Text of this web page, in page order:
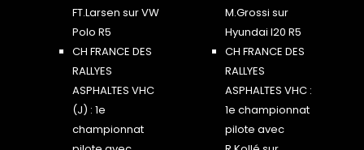
FT.Larsen sur VW
Polo R5
M.Grossi sur
Hyundai I20 R5
CH FRANCE DES
RALLYES
ASPHALTES VHC
(J) : 1e
championnat
CH FRANCE DES
RALLYES
ASPHALTES VHC :
1e championnat
pilote avec